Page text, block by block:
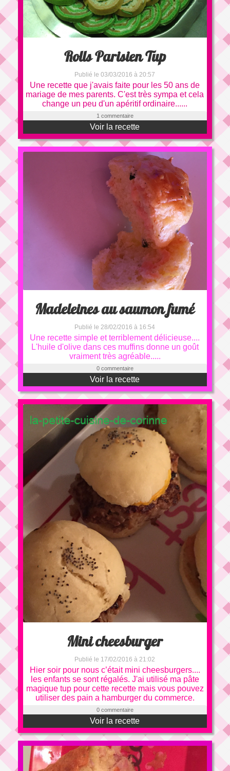
Rolls Parisien Tup
Publié le 03/03/2016 à 20:57
Une recette que j'avais faite pour les 50 ans de
mariage de mes parents. C'est très sympa et cela
change un peu d'un apéritif ordinaire......
1 commentaire
Voir la recette
Madeleines au saumon fumé
Publié le 28/02/2016 à 16:54
Une recette simple et terriblement délicieuse....
L'huile d'olive dans ces muffins donne un goût
vraiment très agréable.....
0 commentaire
Voir la recette
Mini cheesburger
Publié le 17/02/2016 à 21:02
Hier soir pour nous c’était mini cheesburgers....
les enfants se sont régalés. J'ai utilisé ma pâte
magique tup pour cette recette mais vous pouvez
utiliser des pain a hamburger du commerce.
0 commentaire
Voir la recette